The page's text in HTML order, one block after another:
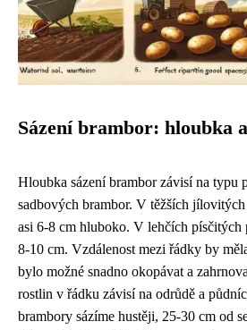
Sázení brambor: hloubka
Hloubka sázení brambor závisí na typu
sadbových brambor. V těžších
asi 6-8 cm hluboko. V lehčích písčitých
8-10 cm. Vzdálenost mezi řádky by
bylo možné snadno okopávat a
rostlin v řádku závisí na odrůdě a
brambory sázíme hustěji, 25-30 cm od